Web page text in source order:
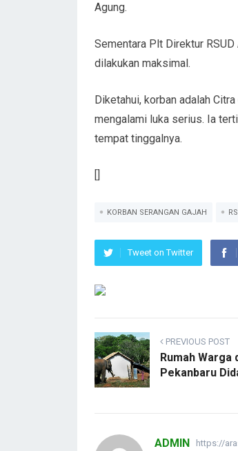
Agung.
Sementara Plt Direktur
dilakukan maksimal.
Diketahui, korban adalah
mengalami luka serius. Ia
tempat tinggalnya.
KORBAN SERANGAN GAJAH
Tweet on Twitter
PREVIOUS POST
Rumah
Pekanbaru
ADMIN https://